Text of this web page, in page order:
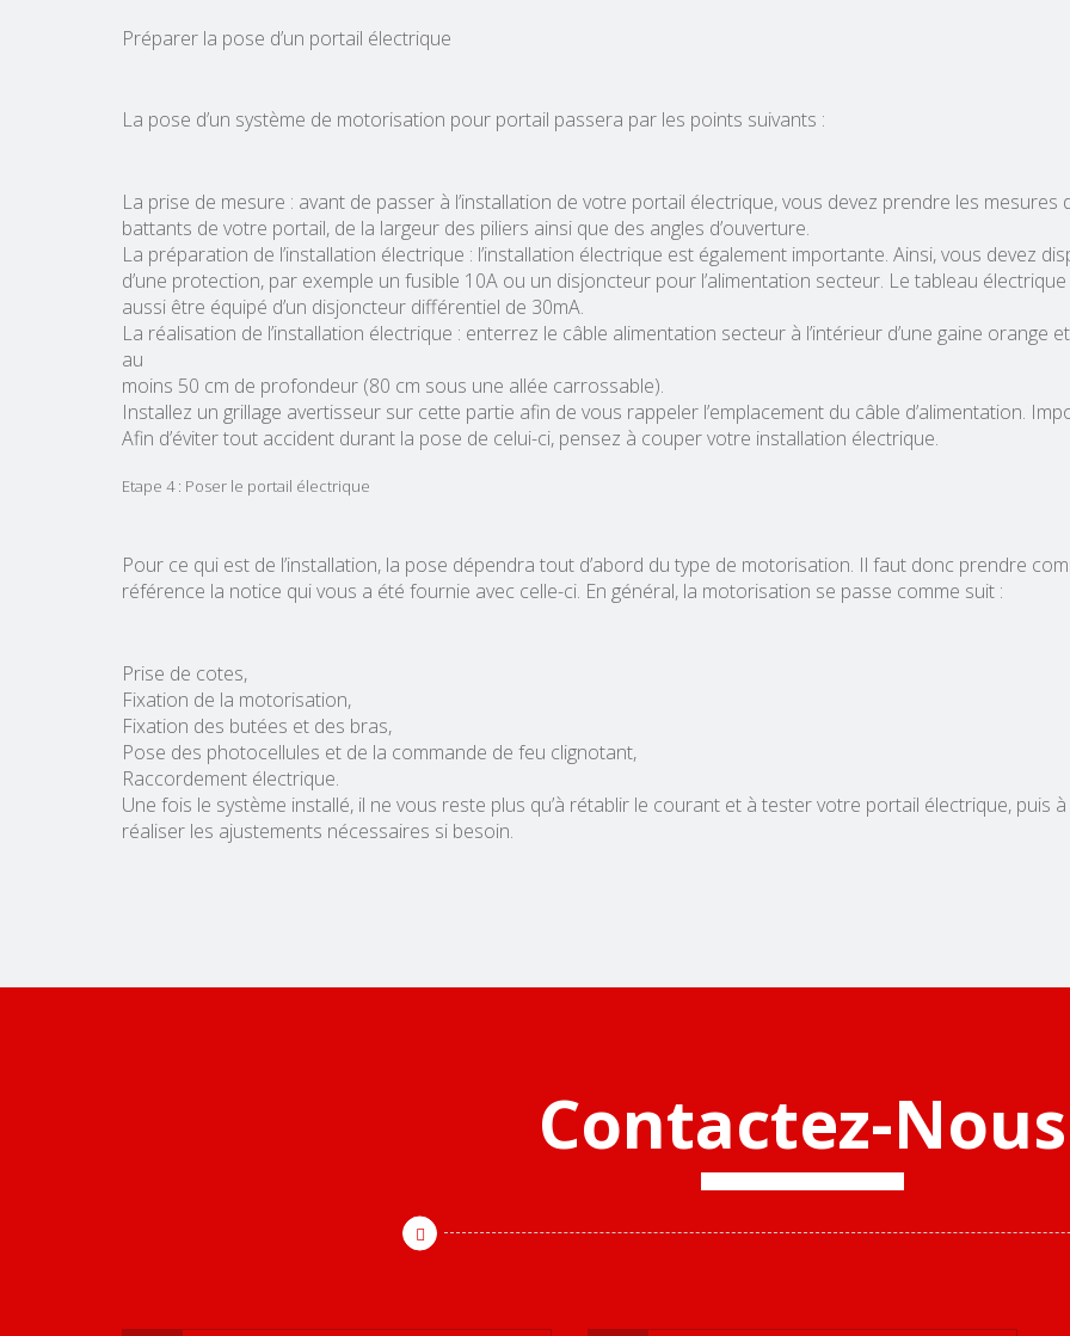
Préparer la pose d’un portail électrique
La pose d’un système de motorisation pour portail passera par les points suivants :
La prise de mesure : avant de passer à l’installation de votre portail électrique, vous devez prendre les mesures
battants de votre portail, de la largeur des piliers ainsi que des angles d’ouverture.
La préparation de l’installation électrique : l’installation électrique est également importante. Ainsi, vous devez
d’une protection, par exemple un fusible 10A ou un disjoncteur pour l’alimentation secteur. Le tableau
aussi être équipé d’un disjoncteur différentiel de 30mA.
La réalisation de l’installation électrique : enterrez le câble alimentation secteur à l’intérieur d’une gaine orange
au
moins 50 cm de profondeur (80 cm sous une allée carrossable).
Installez un grillage avertisseur sur cette partie afin de vous rappeler l’emplacement du câble d’alimentation.
Afin d’éviter tout accident durant la pose de celui-ci, pensez à couper votre installation électrique.
Etape 4 : Poser le portail électrique
Pour ce qui est de l’installation, la pose dépendra tout d’abord du type de motorisation. Il faut donc prendre
référence la notice qui vous a été fournie avec celle-ci. En général, la motorisation se passe comme suit :
Prise de cotes,
Fixation de la motorisation,
Fixation des butées et des bras,
Pose des photocellules et de la commande de feu clignotant,
Raccordement électrique.
Une fois le système installé, il ne vous reste plus qu’à rétablir le courant et à tester votre portail électrique, puis à
réaliser les ajustements nécessaires si besoin.
Contactez-Nous